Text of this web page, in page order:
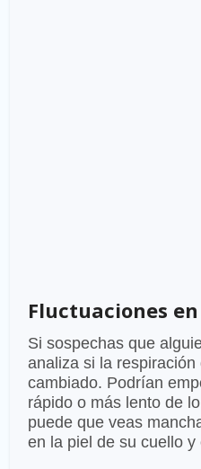
Fluctuaciones
Si sospechas que
analiza si la respiración
cambiado. Podrían
rápido o más lento de
puede que veas
en la piel de su cuello y